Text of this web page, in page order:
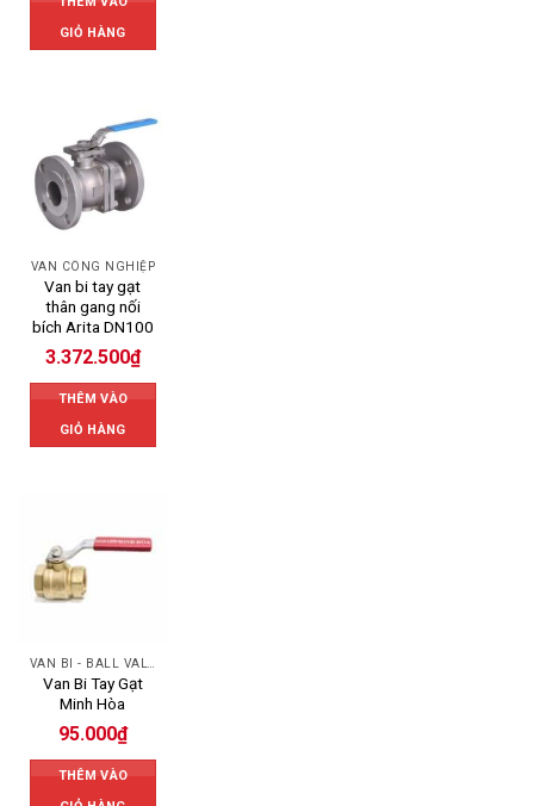
GIỎ HÀNG
VAN CÔNG NGHIỆP
Van bi tay gạt
thân gang nối
bích Arita DN100
3.372.500₫
THÊM VÀO
GIỎ HÀNG
Van Bi Tay Gạt
Minh Hòa
95.000₫
THÊM VÀO